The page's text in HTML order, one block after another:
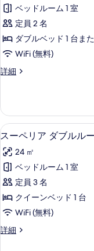
室
の
り
込
み
ダ
ー
ド
ブ
ま
た
は
ツ
イ
ン
ル
ー
ム
ベッドルーム 1 室
定員 2 名
ダブルベッド 1 台ま
WiFi (無料)
詳細
ス
ー
ド
ダ
ル
ま
た
は
ツ
イ
ン
ル
ス
ー
ペ
リ
ア
ダ
ル
5
スーペリア ダブルル
24 ㎡
ベッドルーム 1 室
定員 3 名
クイーンベッド 1 台
WiFi (無料)
詳細
ス